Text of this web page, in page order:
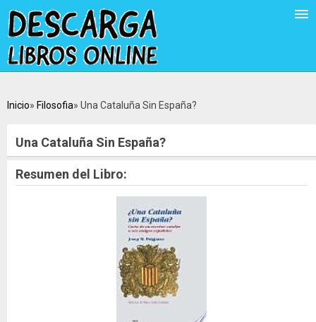
Inicio Filosofia Una Cataluña Sin España?
Una Cataluña Sin España?
Resumen del Libro: